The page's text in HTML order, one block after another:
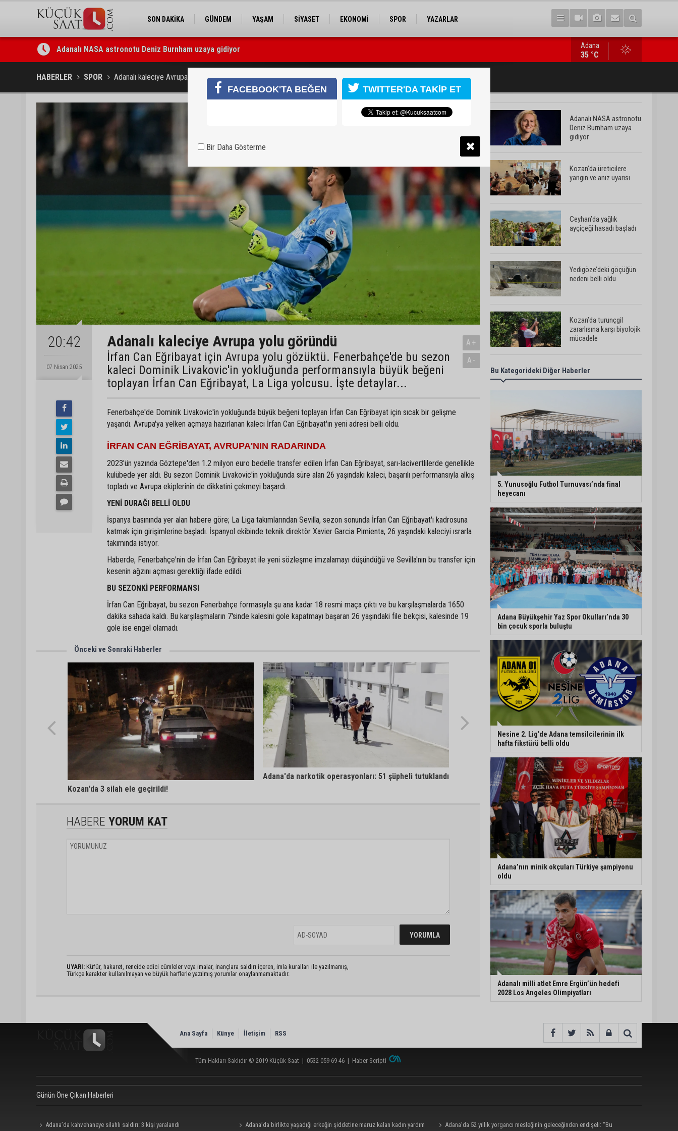
SON DAKİKA GÜNDEM YAŞAM SİYASET EKONOMİ SPOR YAZARLAR
Adanalı NASA astronotu Deniz Burnham uzaya gidiyor
Kozan’da üreticilere yangın ve anız uyarısı
Ceyhan’da yağlık ayçiçeği hasadı başladı
Adana
35 °C
HABERLER SPOR Adanalı kaleciye Avrupa yolu göründü
20:42
07 Nisan 2025
Adanalı kaleciye Avrupa yolu göründü
İrfan Can Eğribayat için Avrupa yolu gözüktü. Fenerbahçe'de bu sezon
kaleci Dominik Livakovic'in yokluğunda performansıyla büyük beğeni
toplayan İrfan Can Eğribayat, La Liga yolcusu. İşte detaylar...
A+
A-
Fenerbahçe'de Dominik Livakovic'in yokluğunda büyük beğeni toplayan İrfan Can Eğribayat için sıcak bir gelişme
yaşandı. Avrupa'ya yelken açmaya hazırlanan kaleci İrfan Can Eğribayat'ın yeni adresi belli oldu.
İRFAN CAN EĞRİBAYAT, AVRUPA'NIN RADARINDA
2023'ün yazında Göztepe'den 1.2 milyon euro bedelle transfer edilen İrfan Can Eğribayat, sarı-lacivertlilerde genellikle
kulübede yer aldı. Bu sezon Dominik Livakovic'in yokluğunda süre alan 26 yaşındaki kaleci, başarılı performansıyla alkış
topladı ve Avrupa ekiplerinin de dikkatini çekmeyi başardı.
YENİ DURAĞI BELLİ OLDU
İspanya basınında yer alan habere göre; La Liga takımlarından Sevilla, sezon sonunda İrfan Can Eğribayat'ı kadrosuna
katmak için girişimlerine başladı. İspanyol ekibinde teknik direktör Xavier Garcia Pimienta, 26 yaşındaki kaleciyi ısrarla
takımında istiyor.
Haberde, Fenerbahçe'nin de İrfan Can Eğribayat ile yeni sözleşme imzalamayı düşündüğü ve Sevilla'nın bu transfer için
kesenin ağzını açması gerektiği ifade edildi.
BU SEZONKİ PERFORMANSI
İrfan Can Eğribayat, bu sezon Fenerbahçe formasıyla şu ana kadar 18 resmi maça çıktı ve bu karşılaşmalarda 1650
dakika sahada kaldı. Bu karşılaşmaların 7'sinde kalesini gole kapatmayı başaran 26 yaşındaki file bekçisi, kalesinde 19
gole ise engel olamadı.
Önceki ve Sonraki Haberler
Kozan'da 3 silah ele geçirildi!
Adana'da narkotik operasyonları: 51 şüpheli tutuklandı
HABERE YORUM KAT
UYARI: Küfür, hakaret, rencide edici cümleler veya imalar, inançlara saldırı içeren, imla kuralları ile yazılmamış,
Türkçe karakter kullanılmayan ve büyük harflerle yazılmış yorumlar onaylanmamaktadır.
Adanalı NASA astronotu
Deniz Burnham uzaya
gidiyor
Kozan’da üreticilere
yangın ve anız uyarısı
Ceyhan’da yağlık
ayçiçeği hasadı başladı
Yedigöze’deki göçüğün
nedeni belli oldu
Kozan’da turunçgil
zararlısına karşı biyolojik
mücadele
Yedigöze İçme Suyu
Projesi çalışmalarında
göçük: 1 işçi hayatını
Yedigöze İçme Suyu
Projesi çalışmalarında
göçük meydana geldi
Müzeyyen Şevkin’den
Çocuk Koruma Kanunu
Teklifi’ne eleştiri:
önlemedir”
Adana’da sıcağın
boyutu: Asfaltta
yumurta pişti
Yeni Parti'de Seyhan İlçe
Başkanlığına Mehmet
Şahin Gümüş getirildi
Bu Kategorideki Diğer Haberler
5. Yunusoğlu Futbol Turnuvası’nda final
heyecanı
Adana Büyükşehir Yaz Spor Okulları’nda 30
bin çocuk sporla buluştu
Nesine 2. Lig’de Adana temsilcilerinin ilk
hafta fikstürü belli oldu
Adana’nın minik okçuları Türkiye şampiyonu
oldu
Adanalı milli atlet Emre Ergün’ün hedefi
2028 Los Angeles Olimpiyatları
Ana Sayfa Künye İletişim RSS
Tüm Hakları Saklıdır © 2019 Küçük Saat | 0532 059 69 46 | Haber Scripti
Günün Öne Çıkan Haberleri
Adana’da kahvehaneye silahlı saldırı: 3 kişi yaralandı Adana’da birlikte yaşadığı erkeğin şiddetine maruz kalan kadın yardım Adana’da 52 yıllık yorgancı mesleğinin geleceğinden endişeli: “Bu
FACEBOOK'TA BEĞEN TWITTER'DA TAKİP ET
Bir Daha Gösterme